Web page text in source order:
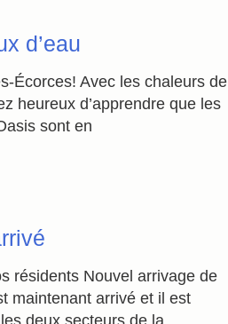
d’eau
Écorces! Avec les chaleurs de
heureux d’apprendre que les
sont en
résidents Nouvel arrivage de
maintenant arrivé et il est
deux secteurs de la